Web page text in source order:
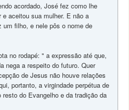
acordado, José fez como lhe
e aceitou sua mulher. E não a
um filho, e nele pôs o nome de
no rodapé: " a expressão até que,
nega a respeito do futuro. Quer
de Jesus não houve relações
portanto, a virgindade perpétua de
do Evangelho e da tradição da